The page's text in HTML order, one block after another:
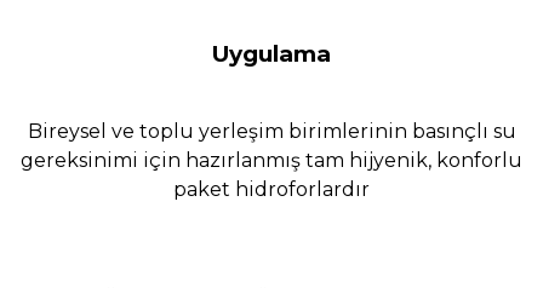
Uygulama
Bireysel ve toplu yerleşim birimlerinin basınçlı su
gereksinimi için hazırlanmış tam hijyenik, konforlu
paket hidroforlardır